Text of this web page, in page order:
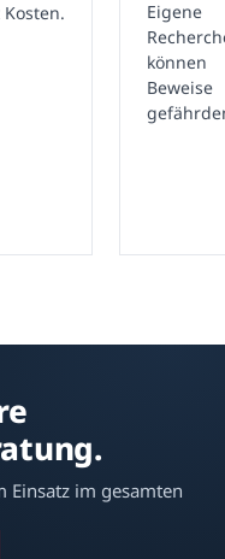
Eigene
können
Beweise
im gesamten